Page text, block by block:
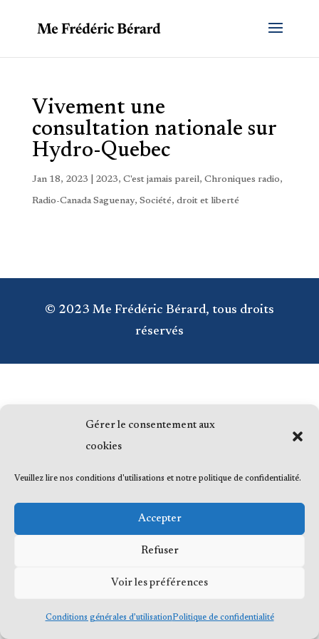
Gérer le consentement aux
cookies
Veuillez lire nos conditions d'utilisations et notre politique de confidentialité.
Accepter
Refuser
Voir les préférences
Conditions générales d’utilisationPolitique de confidentialité
Vivement une
consultation nationale sur
Hydro-Quebec
Jan 18, 2023 2023, C'est jamais pareil, Chroniques radio,
Radio-Canada Saguenay, Société, droit et liberté
© 2023 Me Frédéric Bérard, tous droits
réservés